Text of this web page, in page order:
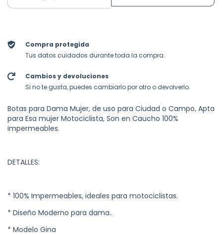
Compra protegida
Tus datos cuidados durante toda la compra.
Cambios y devoluciones
Si no te gusta, puedes cambiarlo por otro o devolverlo.
Botas para Dama Mujer, de uso para Ciudad o Campo, Apta
para Esa mujer Motociclista, Son en Caucho 100%
impermeables.
DETALLES:
* 100% Impermeables, ideales para motociclistas.
* Diseño Moderno para dama..
* Modelo Gina